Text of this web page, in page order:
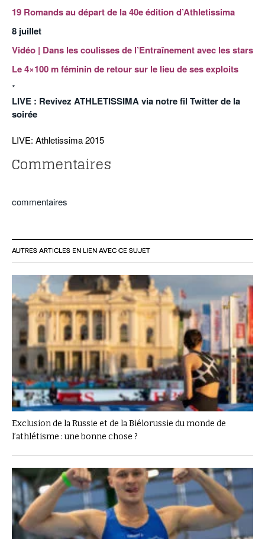
19 Romands au départ de la 40e édition d’Athletissima
8 juillet
Vidéo | Dans les coulisses de l’Entraînement avec les stars
Le 4×100 m féminin de retour sur le lieu de ses exploits
*
LIVE : Revivez ATHLETISSIMA via notre fil Twitter de la
soirée
LIVE: Athletissima 2015
Commentaires
commentaires
AUTRES ARTICLES EN LIEN AVEC CE SUJET
Exclusion de la Russie et de la Biélorussie du monde de
l’athlétisme : une bonne chose ?